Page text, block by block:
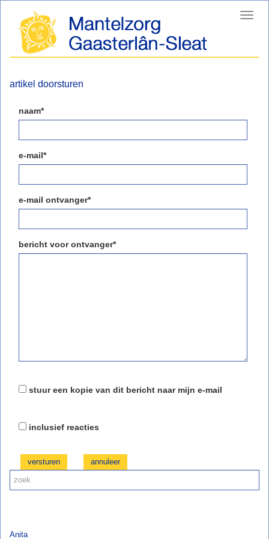
artikel doorsturen
naam*
e-mail*
e-mail ontvanger*
bericht voor ontvanger*
stuur een kopie van dit bericht naar mijn e-mail
inclusief reacties
versturen
Anita